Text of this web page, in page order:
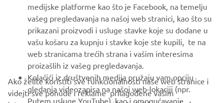
MORE YAMAHA
SUPPORT
BILTEN
Budite prvi koji će saznati o najnovijim ponudama, posebnim
medijske platforme kao što je Facebook, na temelju
vašeg pregledavanja na našoj web stranici, kao što su
prikazani proizvodi i usluge stavke koje su dodane u
vašu košaru za kupnju i stavke koje ste kupili, te na
web stranicama trećih strana i vašim interesima
proizašlih iz vašeg pregledavanja.
Kolačići iz društvenih medija pružaju vam opciju
gledanja videozapisa na našoj web-lokaciji (npr.
Putem usluge YouTube), kao i omogućavanje
Ako želite koristiti sve funkcionalnosti naše web stranice i
videjti sve ponude i reklame prilagođene vašim